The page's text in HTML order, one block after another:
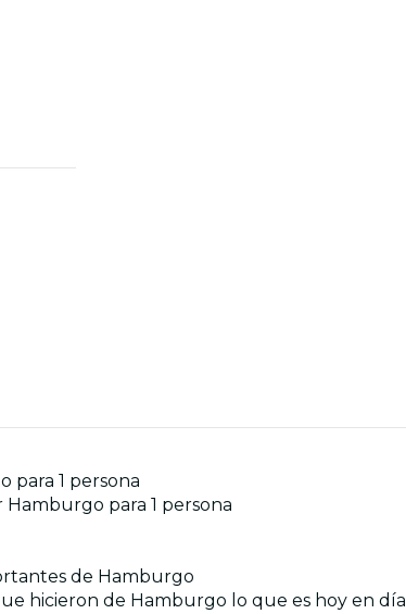
para 1 persona
Hamburgo para 1 persona
de Hamburgo
hicieron de Hamburgo lo que es hoy en día